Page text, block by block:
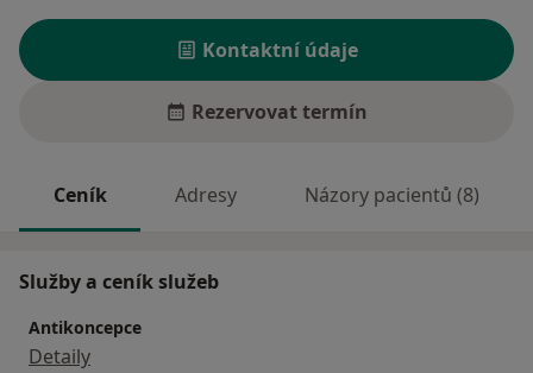
Kontaktní údaje
Rezervovat termín
Ceník Adresy Názory pacientů (8)
Služby a ceník služeb
Antikoncepce
Detaily